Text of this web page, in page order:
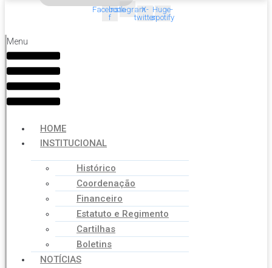
Facebook-
f
InstagramX-
twitter
Huge-
spotify
Menu
HOME
INSTITUCIONAL
Histórico
Coordenação
Financeiro
Estatuto e Regimento
Cartilhas
Boletins
NOTÍCIAS